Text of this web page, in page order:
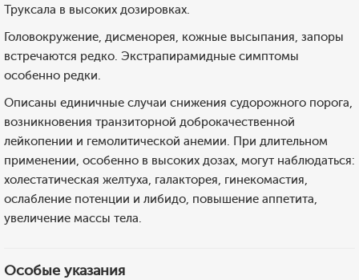
Труксала в высоких дозировках.
Головокружение, дисменорея, кожные высыпания, запоры
встречаются редко. Экстрапирамидные симптомы
особенно редки.
Описаны единичные случаи снижения судорожного порога,
возникновения транзиторной доброкачественной
лейкопении и гемолитической анемии. При длительном
применении, особенно в высоких дозах, могут наблюдаться:
холестатическая желтуха, галакторея, гинекомастия,
ослабление потенции и либидо, повышение аппетита,
увеличение массы тела.
Особые указания